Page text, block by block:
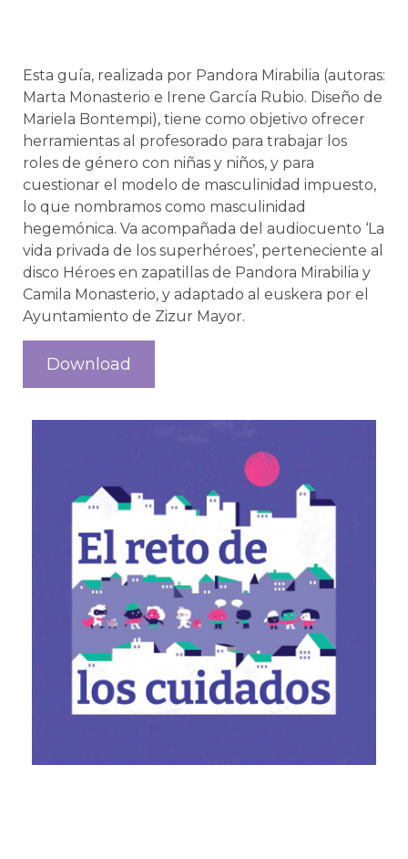
Esta guía, realizada por Pandora Mirabilia (autoras:
Marta Monasterio e Irene García Rubio. Diseño de
Mariela Bontempi), tiene como objetivo ofrecer
herramientas al profesorado para trabajar los
roles de género con niñas y niños, y para
cuestionar el modelo de masculinidad impuesto,
lo que nombramos como masculinidad
hegemónica. Va acompañada del audiocuento ‘La
vida privada de los superhéroes’, perteneciente al
disco Héroes en zapatillas de Pandora Mirabilia y
Camila Monasterio, y adaptado al euskera por el
Ayuntamiento de Zizur Mayor.
Download